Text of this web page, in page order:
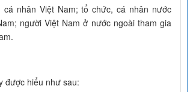
nhân Việt Nam; tổ chức, cá nhân nước
người Việt Nam ở nước ngoài tham gia
được hiểu như sau: